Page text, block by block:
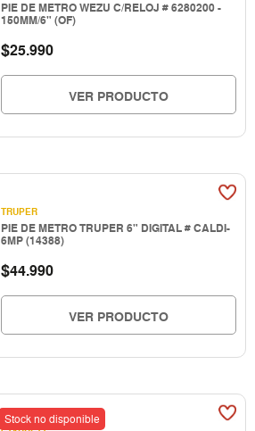
PIE DE METRO WEZU C/RELOJ # 6280200 -
150MM/6" (OF)
$25.990
VER PRODUCTO
TRUPER
PIE DE METRO TRUPER 6" DIGITAL # CALDI-
6MP (14388)
$44.990
VER PRODUCTO
Stock no disponible